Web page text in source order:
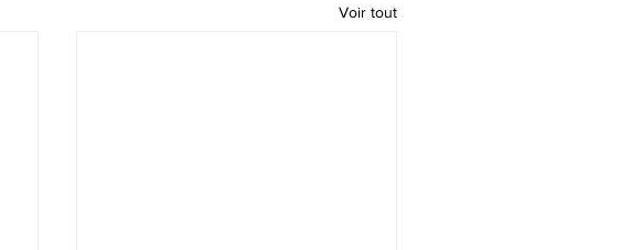
Voir tout